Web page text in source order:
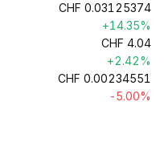
CHF 0.03125374
+14.35%
CHF 4.04
+2.42%
CHF 0.00234551
-5.00%